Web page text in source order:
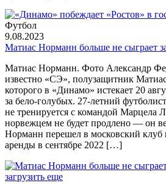
Футбол
9.08.2023
Матиас Норманн больше не сыграет
Матиас Норманн. Фото Александр
известно «СЭ», полузащитник
которого в «Динамо» истекает 20
за бело-голубых. 27-летний
не тренируется с командой Марцела
норвежцем не будет продлено — он
Норманн перешел в московский клуб
аренды в сентябре 2022 […]
загрузить еще